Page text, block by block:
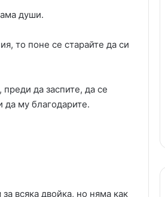
души.
то поне се старайте да си
да заспите, да се
да му благодарите.
всяка двойка, но няма как